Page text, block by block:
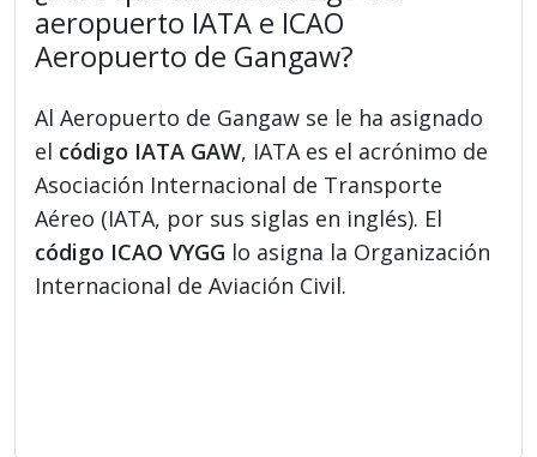
aeropuerto IATA e ICAO
Aeropuerto de Gangaw?
Al Aeropuerto de Gangaw se le ha asignado
el código IATA GAW, IATA es el acrónimo de
Asociación Internacional de Transporte
Aéreo (IATA, por sus siglas en inglés). El
código ICAO VYGG lo asigna la Organización
Internacional de Aviación Civil.